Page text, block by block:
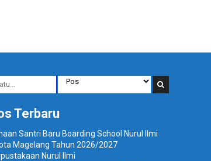
Terbaru
Santri Baru Boarding School Nurul Ilmi
Magelang Tahun 2026/2027
Nurul Ilmi